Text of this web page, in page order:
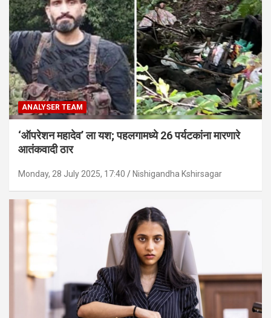
ANALYSER TEAM
‘ऑपरेशन महादेव’ ला यश; पहलगामध्ये 26 पर्यटकांना मारणारे
आतंकवादी ठार
Monday, 28 July 2025, 17:40 Nishigandha Kshirsagar